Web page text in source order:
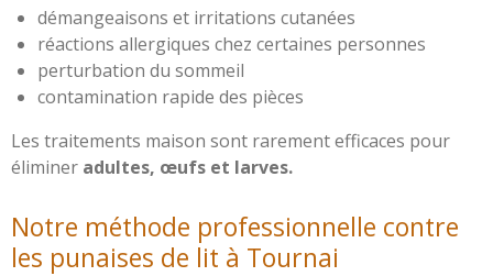
démangeaisons et irritations cutanées
réactions allergiques chez certaines personnes
perturbation du sommeil
contamination rapide des pièces
Les traitements maison sont rarement efficaces pour
éliminer adultes, œufs et larves.
Notre méthode professionnelle contre
les punaises de lit à Tournai